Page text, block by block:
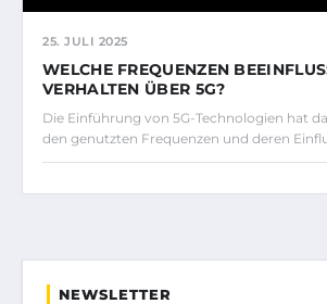
25. JULI 2025
WELCHE FREQUENZEN
VERHALTEN ÜBER 5G?
Die Einführung von 5G-Technologien hat
den genutzten Frequenzen und deren
NEWSLETTER